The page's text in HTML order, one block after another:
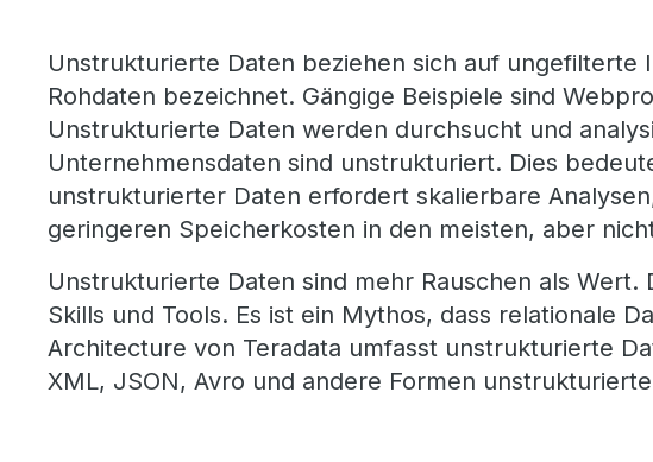
Unstrukturierte Daten beziehen sich auf ungefilterte
Rohdaten bezeichnet. Gängige Beispiele sind
Unstrukturierte Daten werden durchsucht und
Unternehmensdaten sind unstrukturiert. Dies
unstrukturierter Daten erfordert skalierbare
geringeren Speicherkosten in den meisten, aber
Unstrukturierte Daten sind mehr Rauschen als
Skills und Tools. Es ist ein Mythos, dass relationale
Architecture von Teradata umfasst unstrukturierte
XML, JSON, Avro und andere Formen